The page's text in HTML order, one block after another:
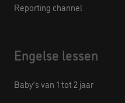
Reporting channel
Engelse lessen
Baby’s van 1 tot 2 jaar